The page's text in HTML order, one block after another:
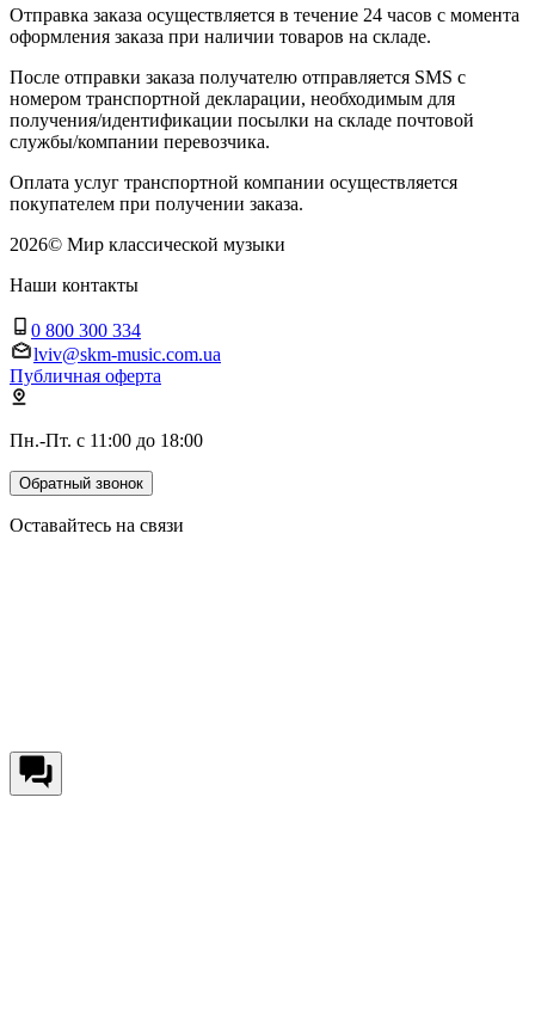
Отправка заказа осуществляется в течение 24 часов с момента
оформления заказа при наличии товаров на складе.
После отправки заказа получателю отправляется SMS с
номером транспортной декларации, необходимым для
получения/идентификации посылки на складе почтовой
службы/компании перевозчика.
Оплата услуг транспортной компании осуществляется
покупателем при получении заказа.
2026© Мир классической музыки
Наши контакты
0 800 300 334
lviv@skm-music.com.ua
Публичная оферта
Пн.-Пт. с 11:00 до 18:00
Обратный звонок
Оставайтесь на связи